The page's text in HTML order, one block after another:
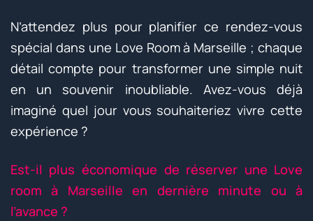
N’attendez plus pour planifier ce rendez-vous
spécial dans une Love Room à Marseille ; chaque
détail compte pour transformer une simple nuit
en un souvenir inoubliable. Avez-vous déjà
imaginé quel jour vous souhaiteriez vivre cette
expérience ?
Est-il plus économique de réserver une Love
room à Marseille en dernière minute ou à
l’avance ?